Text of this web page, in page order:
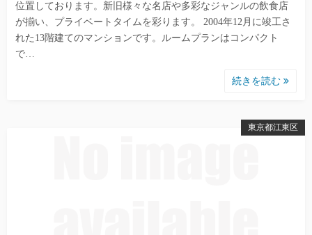
位置しております。新旧様々な名店や多彩なジャンルの飲食店
が揃い、プライベートタイムを彩ります。 2004年12月に竣工さ
れた13階建てのマンションです。ルームプランはコンパクト
で…
続きを読む
東京都江東区